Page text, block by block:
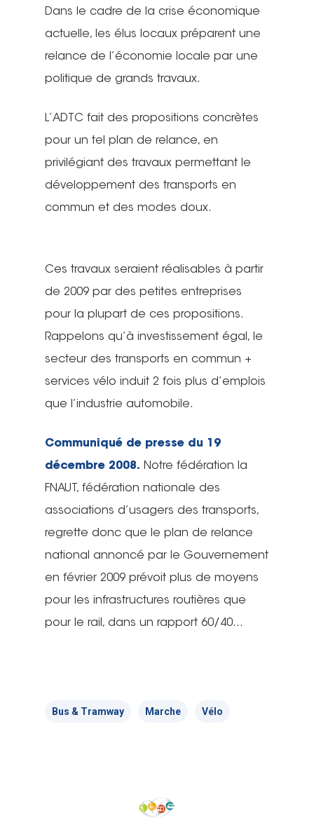
Dans le cadre de la crise économique
actuelle, les élus locaux préparent une
relance de l’économie locale par une
politique de grands travaux.
L’ADTC fait des propositions concrètes
pour un tel plan de relance, en
privilégiant des travaux permettant le
développement des transports en
commun et des modes doux.
Ces travaux seraient réalisables à partir
de 2009 par des petites entreprises
pour la plupart de ces propositions.
Rappelons qu’à investissement égal, le
secteur des transports en commun +
services vélo induit 2 fois plus d’emplois
que l’industrie automobile.
Communiqué de presse du 19
décembre 2008. Notre fédération la
FNAUT, fédération nationale des
associations d’usagers des transports,
regrette donc que le plan de relance
national annoncé par le Gouvernement
en février 2009 prévoit plus de moyens
pour les infrastructures routières que
pour le rail, dans un rapport 60/40…
Bus & Tramway Marche Vélo